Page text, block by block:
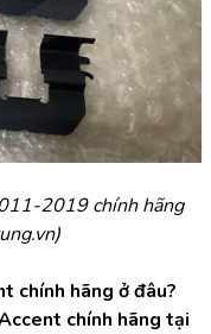
2019 chính hãng
chính hãng ở đâu?
chính hãng tại